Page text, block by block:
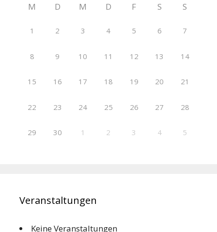
M D M D F S S
1 2 3 4 5 6 7
8 9 10 11 12 13 14
15 16 17 18 19 20 21
22 23 24 25 26 27 28
29 30 1 2 3 4 5
Veranstaltungen
Keine Veranstaltungen